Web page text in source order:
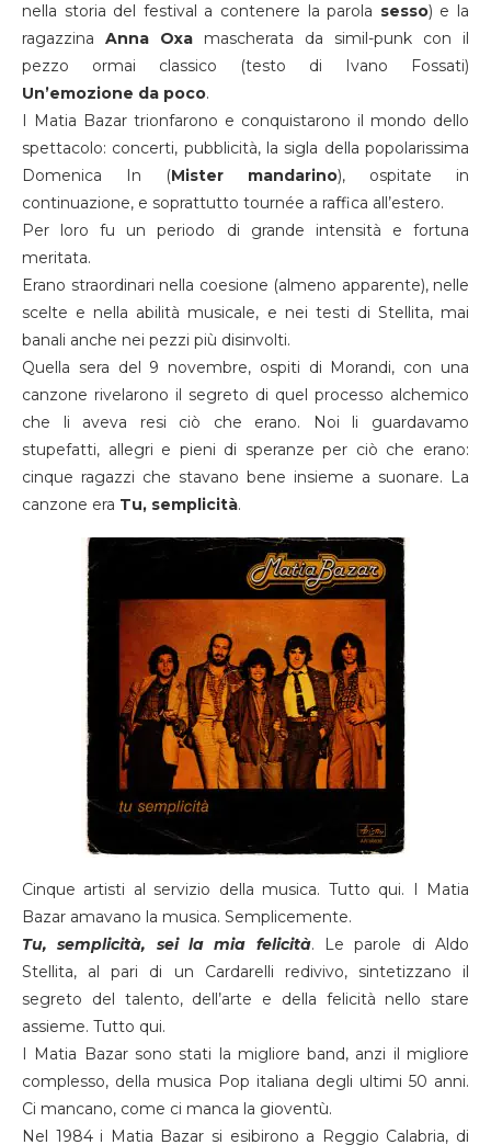
nella storia del festival a contenere la parola sesso) e la
ragazzina Anna Oxa mascherata da simil-punk con il
pezzo ormai classico (testo di Ivano Fossati)
Un’emozione da poco.
I Matia Bazar trionfarono e conquistarono il mondo dello
spettacolo: concerti, pubblicità, la sigla della popolarissima
Domenica In (Mister mandarino), ospitate in
continuazione, e soprattutto tournée a raffica all’estero.
Per loro fu un periodo di grande intensità e fortuna
meritata.
Erano straordinari nella coesione (almeno apparente), nelle
scelte e nella abilità musicale, e nei testi di Stellita, mai
banali anche nei pezzi più disinvolti.
Quella sera del 9 novembre, ospiti di Morandi, con una
canzone rivelarono il segreto di quel processo alchemico
che li aveva resi ciò che erano. Noi li guardavamo
stupefatti, allegri e pieni di speranze per ciò che erano:
cinque ragazzi che stavano bene insieme a suonare. La
canzone era Tu, semplicità.
Cinque artisti al servizio della musica. Tutto qui. I Matia
Bazar amavano la musica. Semplicemente.
Tu, semplicità, sei la mia felicità. Le parole di Aldo
Stellita, al pari di un Cardarelli redivivo, sintetizzano il
segreto del talento, dell’arte e della felicità nello stare
assieme. Tutto qui.
I Matia Bazar sono stati la migliore band, anzi il migliore
complesso, della musica Pop italiana degli ultimi 50 anni.
Ci mancano, come ci manca la gioventù.
Nel 1984 i Matia Bazar si esibirono a Reggio Calabria, di